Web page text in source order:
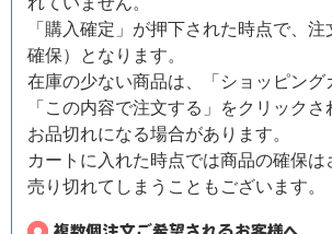
「購入確定」が押下された時点で、
確保）となります。
在庫の少ない商品は、「ショッピング
「この内容で注文する」をクリック
お品切れになる場合があります。
カートに入れた時点では商品の確保は
売り切れてしまうこともございます。